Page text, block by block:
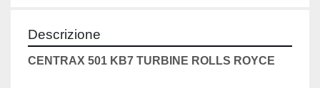
Descrizione
CENTRAX 501 KB7 TURBINE ROLLS ROYCE